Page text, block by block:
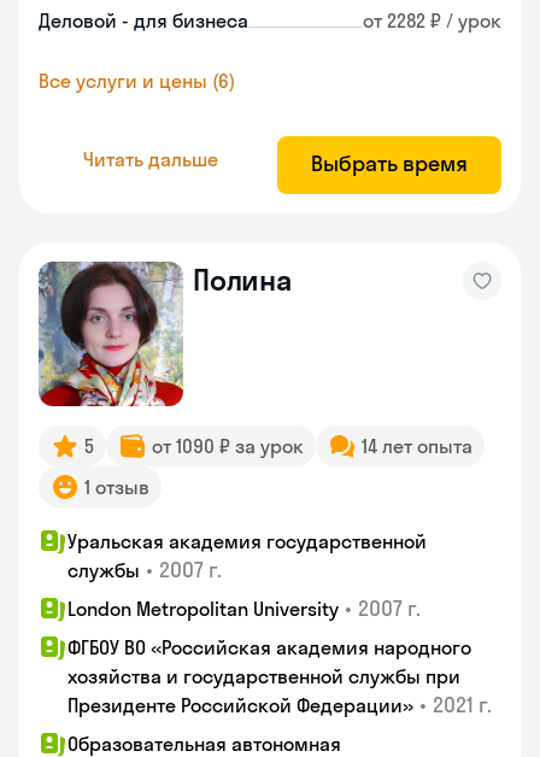
Деловой - для бизнеса от 2282 ₽ / урок
Все услуги и цены (6)
Читать дальше Выбрать время
Полина
5 от 1090 ₽ за урок
14 лет опыта
1 отзыв
Уральская академия государственной
службы • 2007 г.
London Metropolitan University • 2007 г.
ФГБОУ ВО «Российская академия народного
хозяйства и государственной службы при
Президенте Российской Федерации» • 2021 г.
Образовательная автономная